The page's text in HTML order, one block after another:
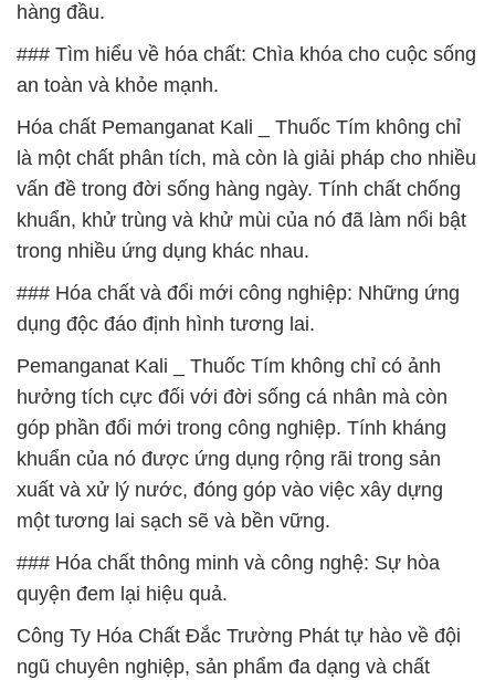
hàng đầu.
### Tìm hiểu về hóa chất: Chìa khóa cho cuộc sống
an toàn và khỏe mạnh.
Hóa chất Pemanganat Kali _ Thuốc Tím không chỉ
là một chất phân tích, mà còn là giải pháp cho nhiều
vấn đề trong đời sống hàng ngày. Tính chất chống
khuẩn, khử trùng và khử mùi của nó đã làm nổi bật
trong nhiều ứng dụng khác nhau.
### Hóa chất và đổi mới công nghiệp: Những ứng
dụng độc đáo định hình tương lai.
Pemanganat Kali _ Thuốc Tím không chỉ có ảnh
hưởng tích cực đối với đời sống cá nhân mà còn
góp phần đổi mới trong công nghiệp. Tính kháng
khuẩn của nó được ứng dụng rộng rãi trong sản
xuất và xử lý nước, đóng góp vào việc xây dựng
một tương lai sạch sẽ và bền vững.
### Hóa chất thông minh và công nghệ: Sự hòa
quyện đem lại hiệu quả.
Công Ty Hóa Chất Đắc Trường Phát tự hào về đội
ngũ chuyên nghiệp, sản phẩm đa dạng và chất